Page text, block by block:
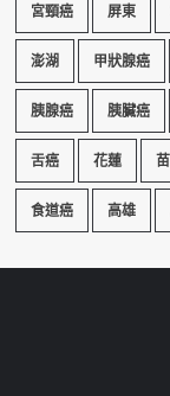
宮頸癌 屏東
澎湖 甲狀腺癌
胰腺癌 胰臟癌
舌癌 花蓮
食道癌 高雄